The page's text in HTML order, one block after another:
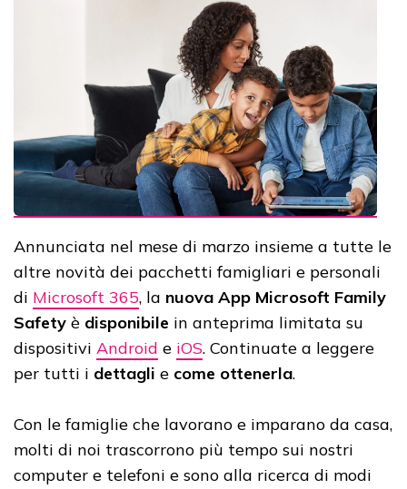
Annunciata nel mese di marzo insieme a tutte le
altre novità dei pacchetti famigliari e personali
di Microsoft 365, la nuova App Microsoft Family
Safety è disponibile in anteprima limitata su
dispositivi Android e iOS. Continuate a leggere
per tutti i dettagli e come ottenerla.
Con le famiglie che lavorano e imparano da casa,
molti di noi trascorrono più tempo sui nostri
computer e telefoni e sono alla ricerca di modi